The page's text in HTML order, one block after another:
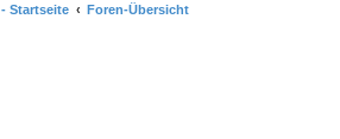
Startseite Foren-Übersicht